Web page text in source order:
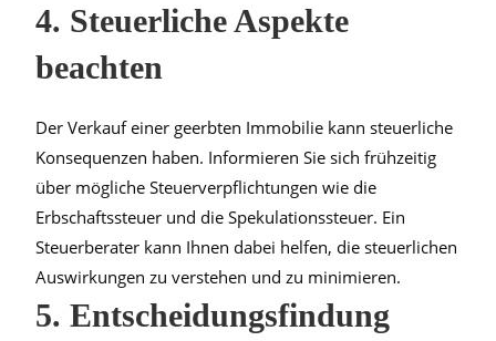
4. Steuerliche Aspekte
beachten
Der Verkauf einer geerbten Immobilie kann steuerliche
Konsequenzen haben. Informieren Sie sich frühzeitig
über mögliche Steuerverpflichtungen wie die
Erbschaftssteuer und die Spekulationssteuer. Ein
Steuerberater kann Ihnen dabei helfen, die steuerlichen
Auswirkungen zu verstehen und zu minimieren.
5. Entscheidungsfindung